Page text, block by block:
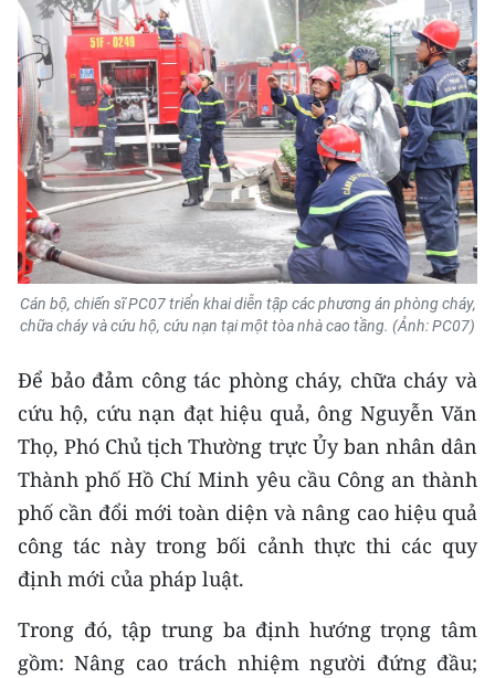
Cán bộ, chiến sĩ PC07 triển khai diễn tập các phương án phòng cháy,
chữa cháy và cứu hộ, cứu nạn tại một tòa nhà cao tầng. (Ảnh: PC07)
Để bảo đảm công tác phòng cháy, chữa cháy và
cứu hộ, cứu nạn đạt hiệu quả, ông Nguyễn Văn
Thọ, Phó Chủ tịch Thường trực Ủy ban nhân dân
Thành phố Hồ Chí Minh yêu cầu Công an thành
phố cần đổi mới toàn diện và nâng cao hiệu quả
công tác này trong bối cảnh thực thi các quy
định mới của pháp luật.
Trong đó, tập trung ba định hướng trọng tâm
gồm: Nâng cao trách nhiệm người đứng đầu;